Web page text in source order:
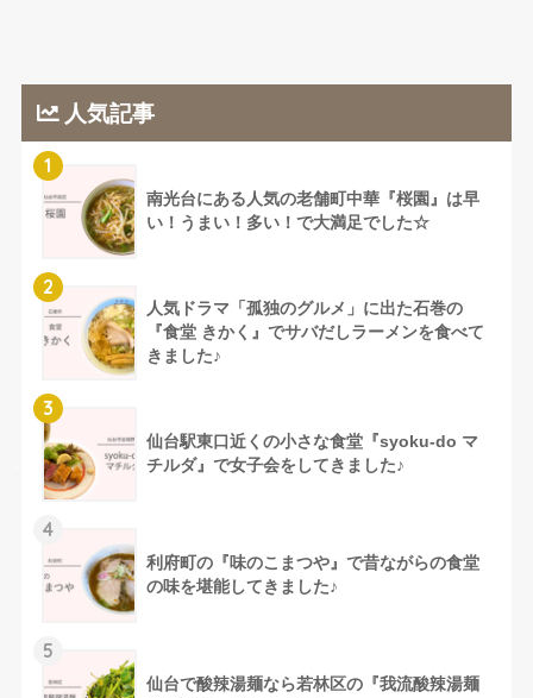
人気記事
1
南光台にある人気の老舗町中華『桜園』は早
い！うまい！多い！で大満足でした☆
2
人気ドラマ「孤独のグルメ」に出た石巻の
『食堂 きかく』でサバだしラーメンを食べて
きました♪
3
仙台駅東口近くの小さな食堂『syoku-do マ
チルダ』で女子会をしてきました♪
4
利府町の『味のこまつや』で昔ながらの食堂
の味を堪能してきました♪
5
仙台で酸辣湯麺なら若林区の『我流酸辣湯麺